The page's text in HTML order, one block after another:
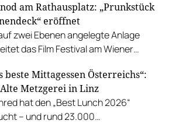
Rauch kocht in der Riederalm
am Rathausplatz: „Prunkstück
eröffnet
zwei Ebenen angelegte Anlage
das Film Festival am Wiener
Snacks und
beste Mittagessen Österreichs“:
Metzgerei in Linz
hat den „Best Lunch 2026“
– und rund 23.000